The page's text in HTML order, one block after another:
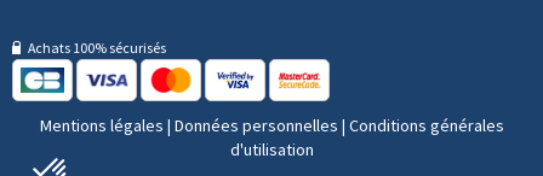
Achats 100% sécurisés
Mentions légales | Données personnelles | Conditions générales
d'utilisation